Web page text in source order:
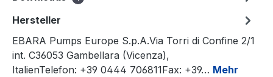
Hersteller
EBARA Pumps Europe S.p.A.Via Torri di Confine 2/1
int. C36053 Gambellara (Vicenza),
ItalienTelefon: +39 0444 706811Fax: +39… Mehr